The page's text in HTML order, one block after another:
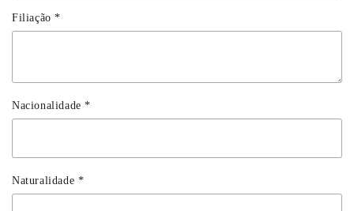
Filiação *
Nacionalidade *
Naturalidade *